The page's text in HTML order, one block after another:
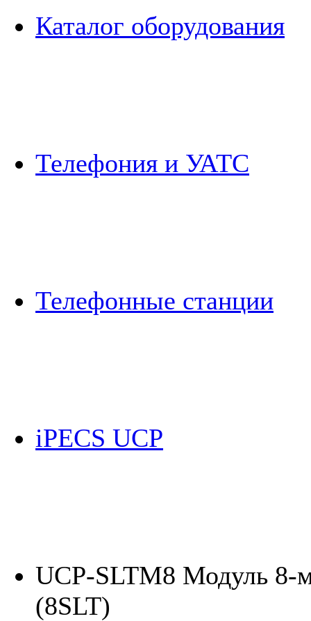
Каталог оборудования
Телефония и УАТС
Телефонные станции
iPECS UCP
UCP-SLTM8 Модуль 8-
(8SLT)